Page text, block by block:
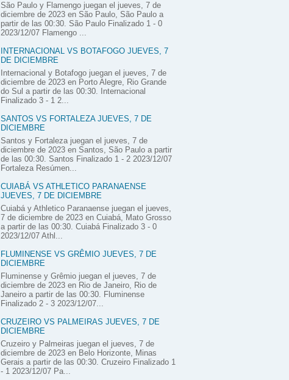
São Paulo y Flamengo juegan el jueves, 7 de
diciembre de 2023 en São Paulo, São Paulo a
partir de las 00:30. São Paulo Finalizado 1 - 0
2023/12/07 Flamengo ...
INTERNACIONAL VS BOTAFOGO JUEVES, 7
DE DICIEMBRE
Internacional y Botafogo juegan el jueves, 7 de
diciembre de 2023 en Porto Alegre, Rio Grande
do Sul a partir de las 00:30. Internacional
Finalizado 3 - 1 2...
SANTOS VS FORTALEZA JUEVES, 7 DE
DICIEMBRE
Santos y Fortaleza juegan el jueves, 7 de
diciembre de 2023 en Santos, São Paulo a partir
de las 00:30. Santos Finalizado 1 - 2 2023/12/07
Fortaleza Resúmen...
CUIABÁ VS ATHLETICO PARANAENSE
JUEVES, 7 DE DICIEMBRE
Cuiabá y Athletico Paranaense juegan el jueves,
7 de diciembre de 2023 en Cuiabá, Mato Grosso
a partir de las 00:30. Cuiabá Finalizado 3 - 0
2023/12/07 Athl...
FLUMINENSE VS GRÊMIO JUEVES, 7 DE
DICIEMBRE
Fluminense y Grêmio juegan el jueves, 7 de
diciembre de 2023 en Rio de Janeiro, Rio de
Janeiro a partir de las 00:30. Fluminense
Finalizado 2 - 3 2023/12/07...
CRUZEIRO VS PALMEIRAS JUEVES, 7 DE
DICIEMBRE
Cruzeiro y Palmeiras juegan el jueves, 7 de
diciembre de 2023 en Belo Horizonte, Minas
Gerais a partir de las 00:30. Cruzeiro Finalizado 1
- 1 2023/12/07 Pa...